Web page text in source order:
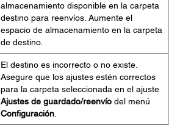
almacenamiento disponible en la carpeta
destino para reenvíos. Aumente el
espacio de almacenamiento en la carpeta
de destino.
El destino es incorrecto o no existe.
Asegure que los ajustes estén correctos
para la carpeta seleccionada en el ajuste
Ajustes de guardado/reenvío del menú
Configuración